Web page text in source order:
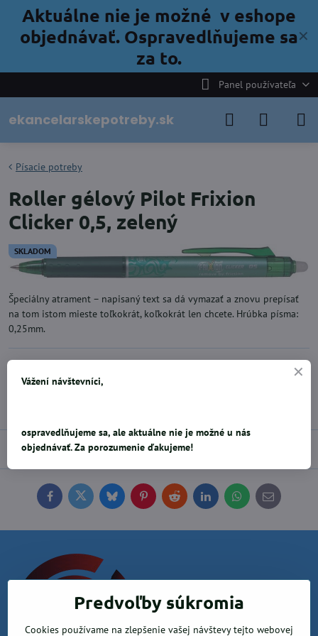
✕
Aktuálne nie je možné v eshope
objednávať. Ospravedlňujeme sa
za to.
Panel používateľa
ekancelarskepotreby.sk
SKLADOM
Písacie potreby
Roller gélový Pilot Frixion
Clicker 0,5, zelený
Špeciálny atrament – napisaný text sa dá vymazať a znovu prepísať
na tom istom mieste toľkokrát, koľkokrát len chcete. Hrúbka písma:
0,25mm.
3,06 €
Diskusia 0
FacebookTwitterBlueskyPinterestReddit LinkedInWhatsApp
E-
mail
Predvoľby súkromia
Cookies používame na zlepšenie vašej návštevy tejto webovej
Vážení návštevníci,
ospravedlňujeme sa, ale aktuálne nie je možné u nás
objednávať. Za porozumenie ďakujeme!